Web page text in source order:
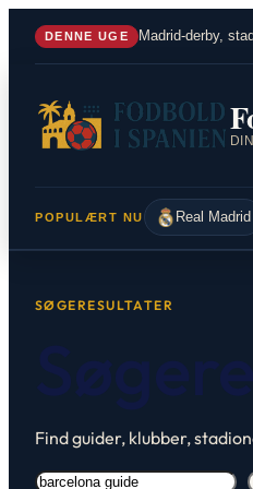
Spring
DENNE UGE Madrid-derby,
POPULÆRT NU Real Madrid
SØGERESULTATER
Find guider, klubber,